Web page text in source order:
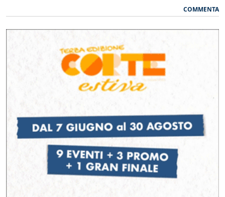
COMMENTA